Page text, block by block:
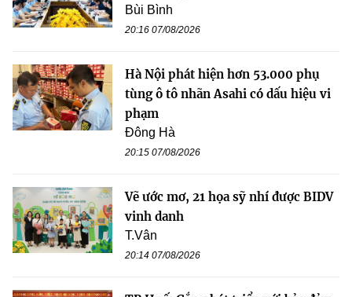
Bùi Bình
20:16 07/08/2026
Hà Nội phát hiện hơn 53.000 phụ
tùng ô tô nhãn Asahi có dấu hiệu vi
phạm
Đông Hà
20:15 07/08/2026
Vẽ ước mơ, 21 họa sỹ nhí được BIDV
vinh danh
T.Vân
20:14 07/08/2026